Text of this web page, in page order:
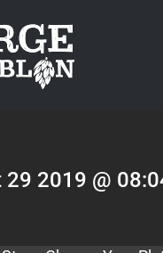
29 2019 @